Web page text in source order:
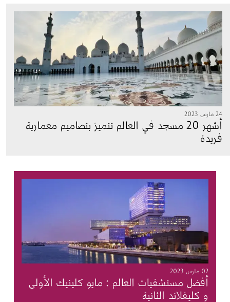
الصورة
24 مارس 2023
أشهر 20 مسجد في العالم تتميز بتصاميم معمارية
فريدة
02 مارس 2023
أفضل مستشفيات العالم : مايو كلينيك الأولى
و كليفلاند الثانية